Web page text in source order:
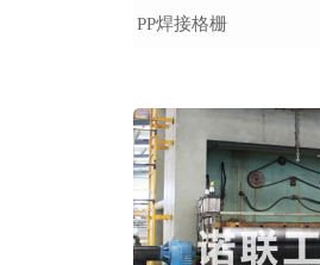
PP焊接格栅